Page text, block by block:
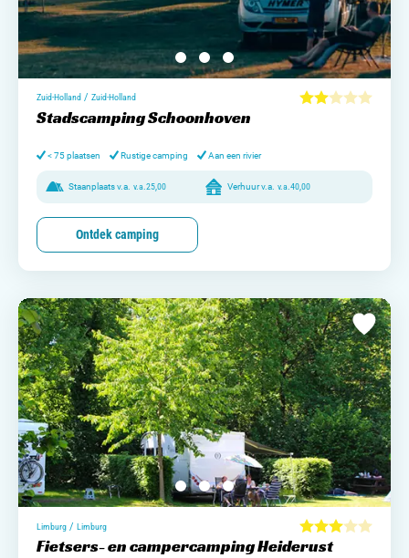
Zuid-Holland / Zuid-Holland
Stadscamping Schoonhoven
< 75 plaatsen Rustige camping Aan een rivier
Staanplaats v.a. v.a.25,00 Verhuur v.a. v.a.40,00
Ontdek camping
Limburg / Limburg
Fietsers- en campercamping Heiderust